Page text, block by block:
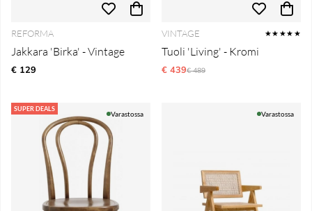
REFORMA
Jakkara 'Birka' - Vintage
€ 129
VINTAGE ★★★★★
Tuoli 'Living' - Kromi
€ 439Normaali hinta
€ 489
SUPER DEALS
Varastossa Varastossa